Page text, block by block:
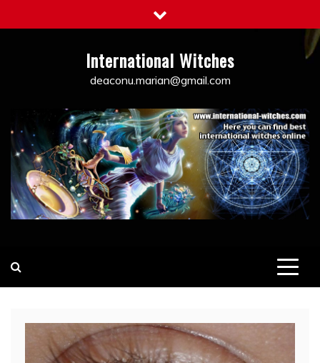
to
International Witches
deaconu.marian@gmail.com